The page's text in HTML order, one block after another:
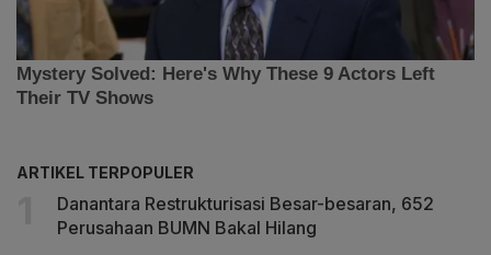
ARTIKEL TERPOPULER
Danantara Restrukturisasi Besar-besaran, 652
Perusahaan BUMN Bakal Hilang